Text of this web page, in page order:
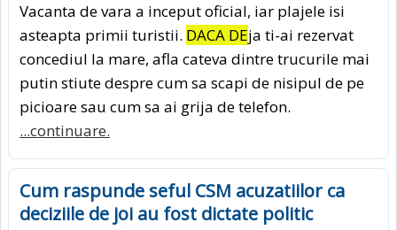
Vacanta de vara a inceput oficial, iar plajele isi
asteapta primii turistii. DACA DEja ti-ai rezervat
concediul la mare, afla cateva dintre trucurile mai
putin stiute despre cum sa scapi de nisipul de pe
picioare sau cum sa ai grija de telefon.
...continuare.
Cum raspunde seful CSM acuzatiilor ca
deciziile de joi au fost dictate politic